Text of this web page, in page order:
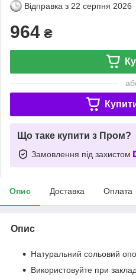
Відправка з 22 серпня 2026
964 ₴
Що таке купити з Пром?
Замовлення під захистом
Опис Доставка Оплата
Опис
Натуральний сольовий
Використовуйте при